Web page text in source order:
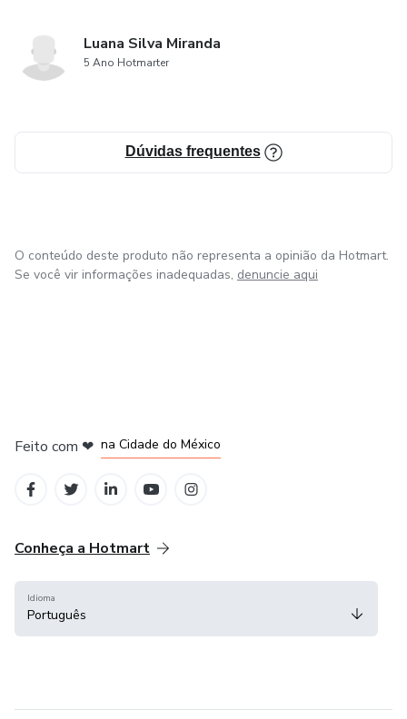
Luana Silva Miranda
5 Ano Hotmarter
Dúvidas frequentes
O conteúdo deste produto não representa a opinião da Hotmart.
Se você vir informações inadequadas, denuncie aqui
Feito com ❤ na Cidade do México
Conheça a Hotmart
Idioma
Português